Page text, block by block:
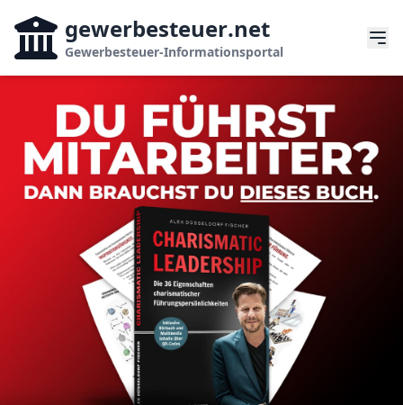
gewerbesteuer.net
Gewerbesteuer-Informationsportal